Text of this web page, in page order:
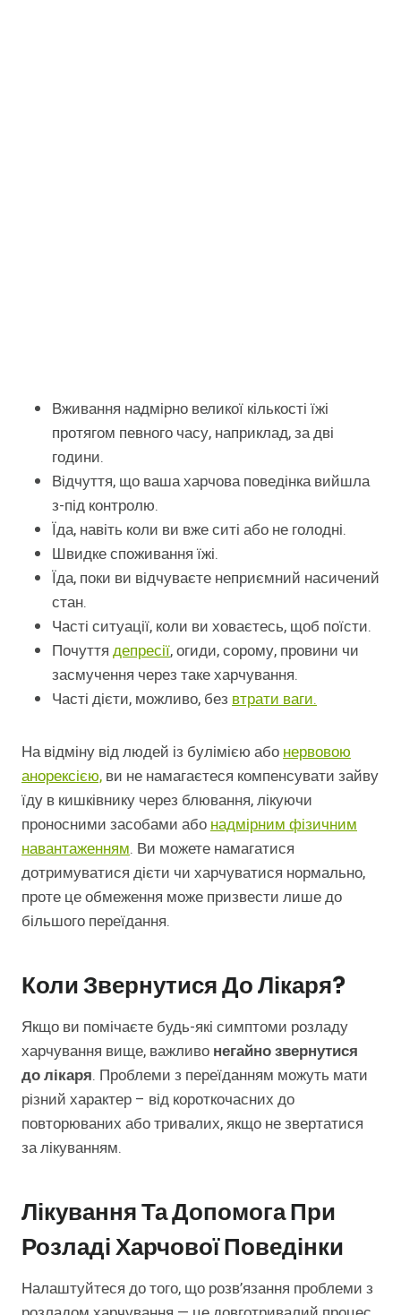
Вживання надмірно великої кількості їжі
протягом певного часу, наприклад, за дві
години.
Відчуття, що ваша харчова поведінка вийшла
з-під контролю.
Їда, навіть коли ви вже ситі або не голодні.
Швидке споживання їжі.
Їда, поки ви відчуваєте неприємний насичений
стан.
Часті ситуації, коли ви ховаєтесь, щоб поїсти.
Почуття депресії, огиди, сорому, провини чи
засмучення через таке харчування.
Часті дієти, можливо, без втрати ваги.
На відміну від людей із булімією абонервовою
анорексією, ви не намагаєтеся компенсувати зайву
їду в кишківнику через блювання, лікуючи
проносними засобами абонадмірним фізичним
навантаженням. Ви можете намагатися
дотримуватися дієти чи харчуватися нормально,
проте це обмеження може призвести лише до
більшого переїдання.
Коли Звернутися До Лікаря?
Якщо ви помічаєте будь-які симптоми розладу
харчування вище, важливо негайно звернутися
до лікаря. Проблеми з переїданням можуть мати
різний характер – від короткочасних до
повторюваних або тривалих, якщо не звертатися
за лікуванням.
Лікування Та Допомога При
Розладі Харчової Поведінки
Налаштуйтеся до того, що розв’язання проблеми з